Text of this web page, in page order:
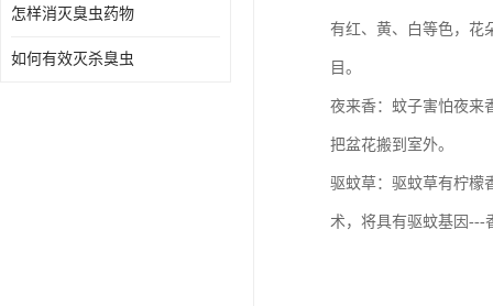
怎样消灭臭虫药物
如何有效灭杀臭虫
有红、黄、白等色，花
目。
夜来香：蚊子害怕夜来
把盆花搬到室外。
驱蚊草：驱蚊草有柠
术，将具有驱蚊基因---